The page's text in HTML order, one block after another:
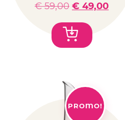
€59,00 € 49,00
PROMO!